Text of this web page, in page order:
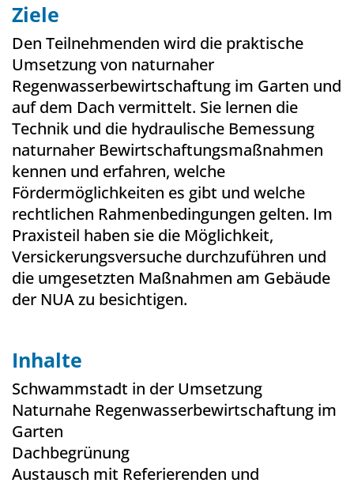
Ziele
Den Teilnehmenden wird die praktische
Umsetzung von naturnaher
Regenwasserbewirtschaftung im Garten und
auf dem Dach vermittelt. Sie lernen die
Technik und die hydraulische Bemessung
naturnaher Bewirtschaftungsmaßnahmen
kennen und erfahren, welche
Fördermöglichkeiten es gibt und welche
rechtlichen Rahmenbedingungen gelten. Im
Praxisteil haben sie die Möglichkeit,
Versickerungsversuche durchzuführen und
die umgesetzten Maßnahmen am Gebäude
der NUA zu besichtigen.
Inhalte
Schwammstadt in der Umsetzung
Naturnahe Regenwasserbewirtschaftung im
Garten
Dachbegrünung
Austausch mit Referierenden und